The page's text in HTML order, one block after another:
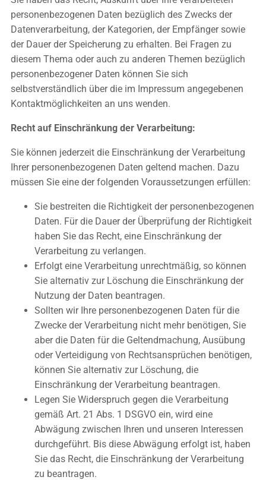
personenbezogenen Daten bezüglich des Zwecks der
Datenverarbeitung, der Kategorien, der Empfänger sowie
der Dauer der Speicherung zu erhalten. Bei Fragen zu
diesem Thema oder auch zu anderen Themen bezüglich
personenbezogener Daten können Sie sich
selbstverständlich über die im Impressum angegebenen
Kontaktmöglichkeiten an uns wenden.
Recht auf Einschränkung der Verarbeitung:
Sie können jederzeit die Einschränkung der Verarbeitung
Ihrer personenbezogenen Daten geltend machen. Dazu
müssen Sie eine der folgenden Voraussetzungen erfüllen:
Sie bestreiten die Richtigkeit der personenbezogenen
Daten. Für die Dauer der Überprüfung der Richtigkeit
haben Sie das Recht, eine Einschränkung der
Verarbeitung zu verlangen.
Erfolgt eine Verarbeitung unrechtmäßig, so können
Sie alternativ zur Löschung die Einschränkung der
Nutzung der Daten beantragen.
Sollten wir Ihre personenbezogenen Daten für die
Zwecke der Verarbeitung nicht mehr benötigen, Sie
aber die Daten für die Geltendmachung, Ausübung
oder Verteidigung von Rechtsansprüchen benötigen,
können Sie alternativ zur Löschung, die
Einschränkung der Verarbeitung beantragen.
Legen Sie Widerspruch gegen die Verarbeitung
gemäß Art. 21 Abs. 1 DSGVO ein, wird eine
Abwägung zwischen Ihren und unseren Interessen
durchgeführt. Bis diese Abwägung erfolgt ist, haben
Sie das Recht, die Einschränkung der Verarbeitung
zu beantragen.